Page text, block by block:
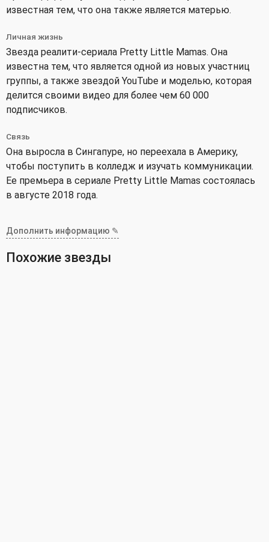
известная тем, что она также является матерью.
Личная жизнь
Звезда реалити-сериала Pretty Little Mamas. Она
известна тем, что является одной из новых участниц
группы, а также звездой YouTube и моделью, которая
делится своими видео для более чем 60 000
подписчиков.
Связь
Она выросла в Сингапуре, но переехала в Америку,
чтобы поступить в колледж и изучать коммуникации.
Ее премьера в сериале Pretty Little Mamas состоялась
в августе 2018 года.
Дополнить информацию ✎
Похожие звезды